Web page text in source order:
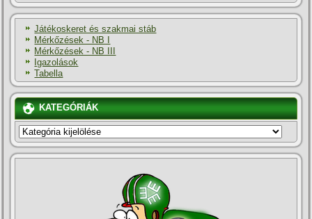
Játékoskeret és szakmai stáb
Mérkőzések - NB I
Mérkőzések - NB III
Igazolások
Tabella
KATEGÓRIÁK
KATEGÓRIÁK